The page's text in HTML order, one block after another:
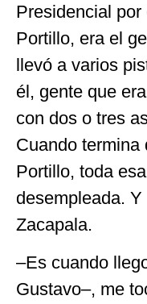
Presidencial
Portillo, era el
llevó a varios
él, gente que
con dos o tres
Cuando termina
Portillo, toda
desempleada.
Zacapala.
–Es cuando
Gustavo–, me